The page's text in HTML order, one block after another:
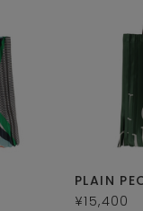
PLAIN
¥15,400